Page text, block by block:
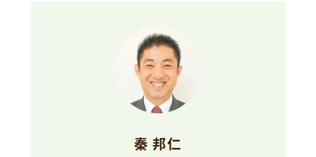
秦 邦仁